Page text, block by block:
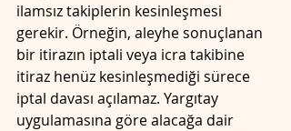
ilamsız takiplerin kesinleşmesi
gerekir. Örneğin, aleyhe sonuçlanan
bir itirazın iptali veya icra takibine
itiraz henüz kesinleşmediği sürece
iptal davası açılamaz. Yargıtay
uygulamasına göre alacağa dair